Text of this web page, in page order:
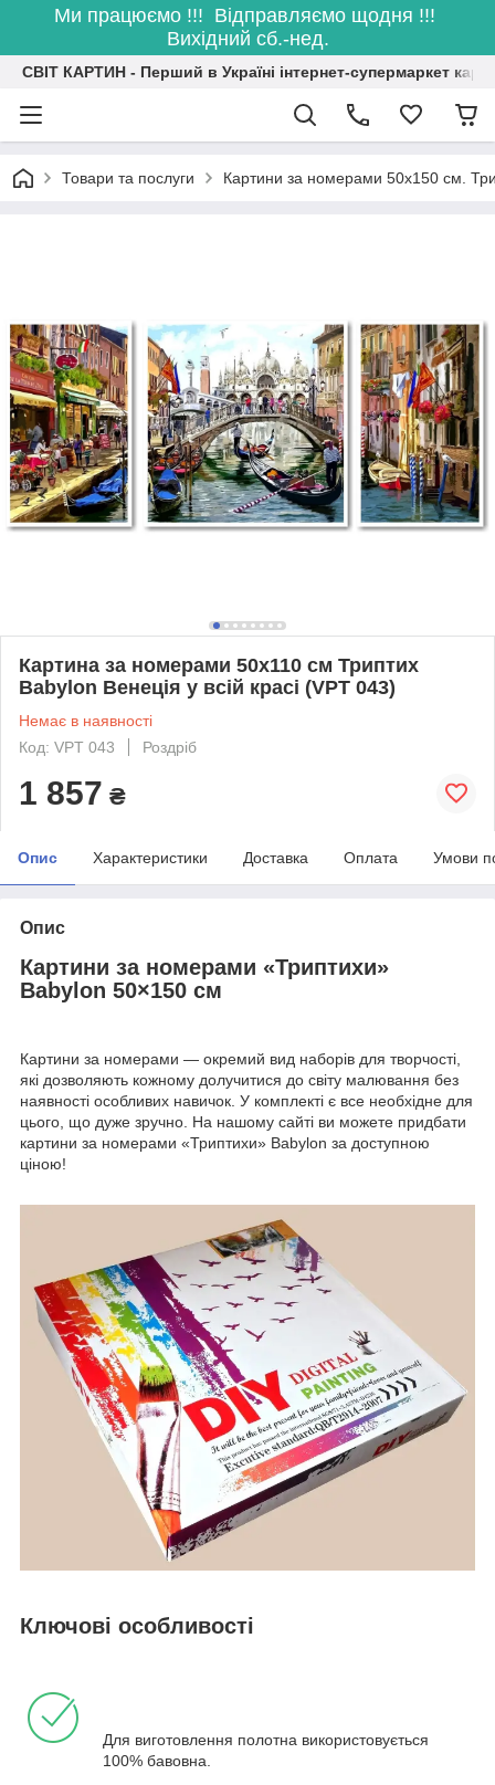
Ми працюємо !!! Відправляємо щодня !!!
Вихідний сб.-нед.
СВІТ КАРТИН - Перший в Україні інтернет-супермаркет
Товари та послуги Картини за номерами 50х150 см.
Картина за номерами 50х110 см Триптих
Babylon Венеція у всій красі (VPT 043)
Немає в наявності
Код: VPT 043
Роздріб
1 857 ₴
Опис Характеристики Доставка Оплата Умови
Опис
Картини за номерами «Триптихи»
Babylon 50×150 см
Картини за номерами — окремий вид наборів для творчості,
які дозволяють кожному долучитися до світу малювання без
наявності особливих навичок. У комплекті є все необхідне для
цього, що дуже зручно. На нашому сайті ви можете придбати
картини за номерами «Триптихи» Babylon за доступною
ціною!
Ключові особливості
Для виготовлення полотна використовується
100% бавовна.